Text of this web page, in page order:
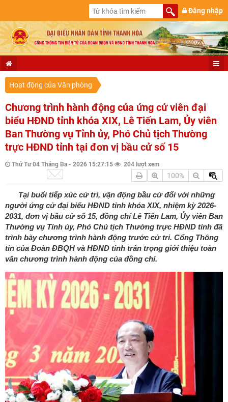
Đăng nhập
Hoạt động của Văn phòng
Chương trình hành động của ứng cử viên đại
biểu HĐND tỉnh khóa XIX, Lê Tiến Lam, Ủy viên
Ban Thường vụ Tỉnh ủy, Phó Chủ tịch Thường
trực HĐND tỉnh tại đơn vị bầu cử số 15
Thứ Tư 04 Tháng Ba - 2026 15:27:15 204 lượt xem
100%
Tại buổi tiếp xúc cử tri, vận động bầu cử đối với những
người ứng cử đại biểu HĐND tỉnh khóa XIX, nhiệm kỳ 2026-
2031, đơn vị bầu cử số 15, đồng chí Lê Tiến Lam, Ủy viên Ban
Thường vụ Tỉnh ủy, Phó Chủ tịch Thường trực HĐND tỉnh đã
trình bày chương trình hành động trước cử tri. Cổng Thông
tin của Đoàn ĐBQH và HĐND tỉnh trân trọng giới thiệu toàn
văn chương trình hành động của đồng chí.